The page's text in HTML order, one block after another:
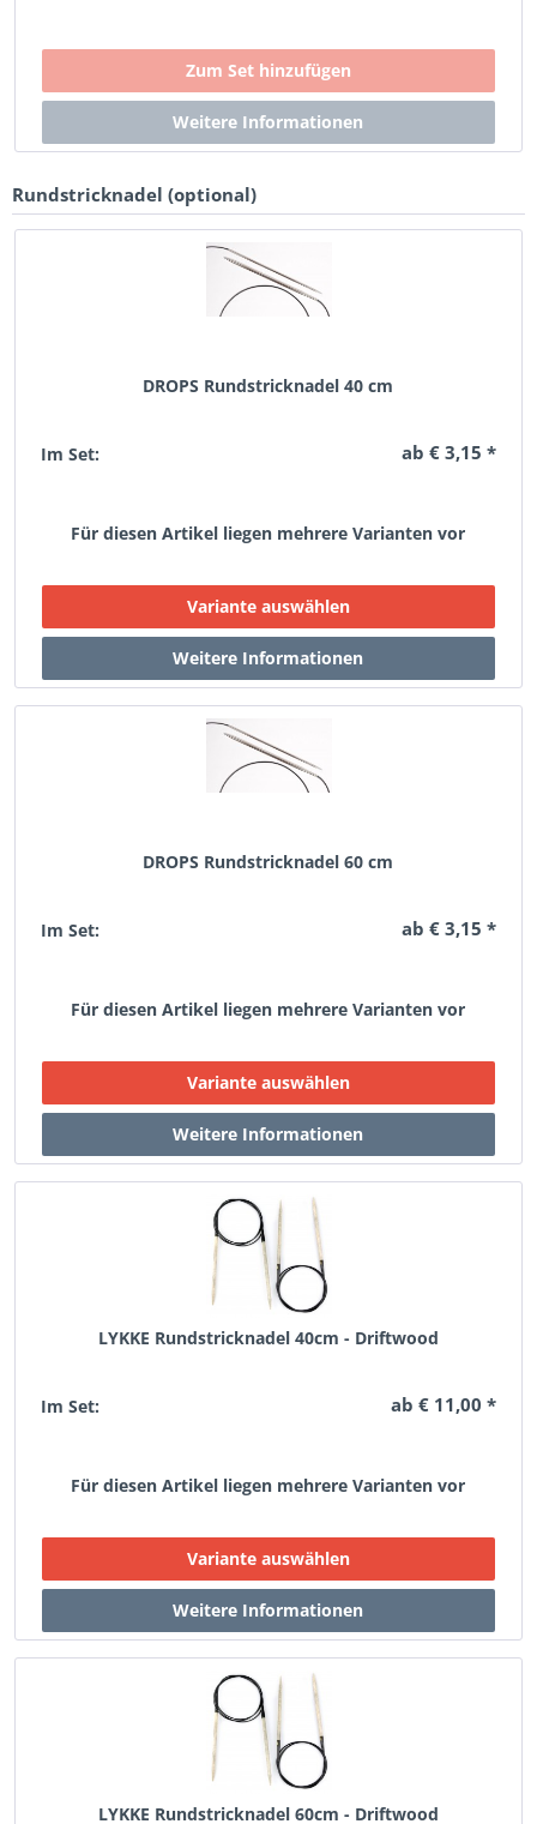
Rundstricknadel (optional)
DROPS Rundstricknadel 40 cm
Im Set: ab € 3,15 *
Für diesen Artikel liegen mehrere Varianten vor
DROPS Rundstricknadel 60 cm
Im Set: ab € 3,15 *
Für diesen Artikel liegen mehrere Varianten vor
LYKKE Rundstricknadel 40cm - Driftwood
Im Set: ab € 11,00 *
Für diesen Artikel liegen mehrere Varianten vor
LYKKE Rundstricknadel 60cm - Driftwood